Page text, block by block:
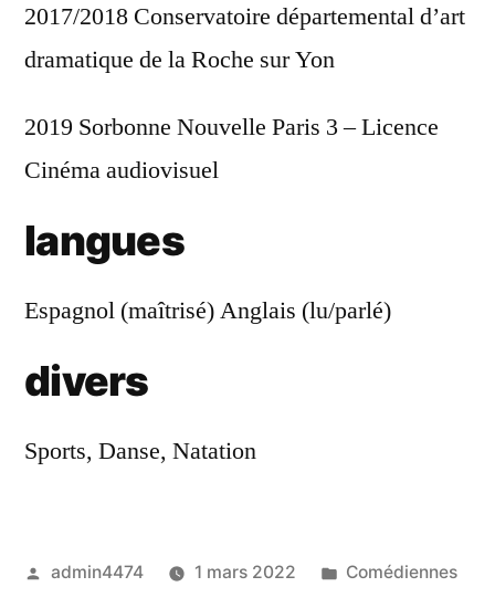
2017/2018 Conservatoire départemental d’art
dramatique de la Roche sur Yon
2019 Sorbonne Nouvelle Paris 3 – Licence
Cinéma audiovisuel
langues
Espagnol (maîtrisé) Anglais (lu/parlé)
divers
Sports, Danse, Natation
Publié
admin4474 1 mars 2022
Publié
Comédiennes